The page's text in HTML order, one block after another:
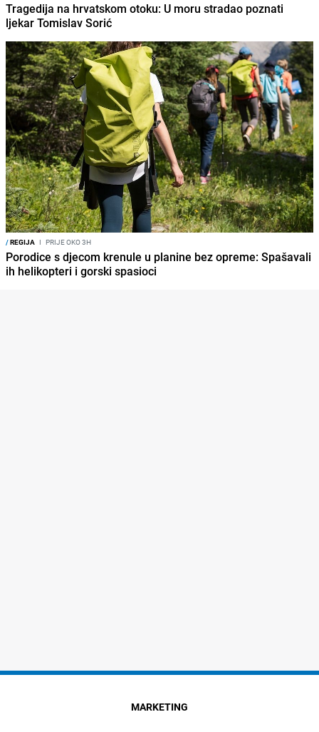
Tragedija na hrvatskom otoku: U moru stradao poznati
ljekar Tomislav Sorić
/REGIJA I PRIJE OKO 3H
Porodice s djecom krenule u planine bez opreme: Spašavali
ih helikopteri i gorski spasioci
MARKETING